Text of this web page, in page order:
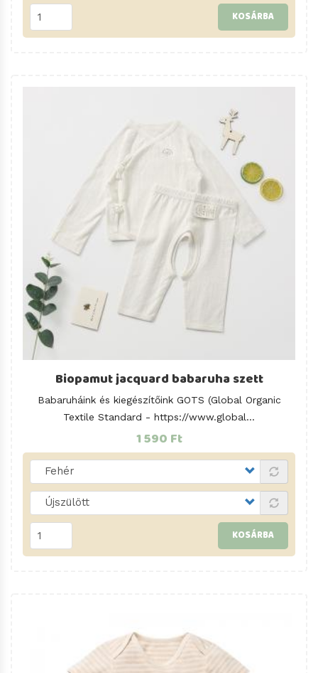
KOSÁRBA
Biopamut jacquard babaruha szett
Babaruháink és kiegészítőink GOTS (Global Organic
Textile Standard - https://www.global...
1 590 Ft
KOSÁRBA